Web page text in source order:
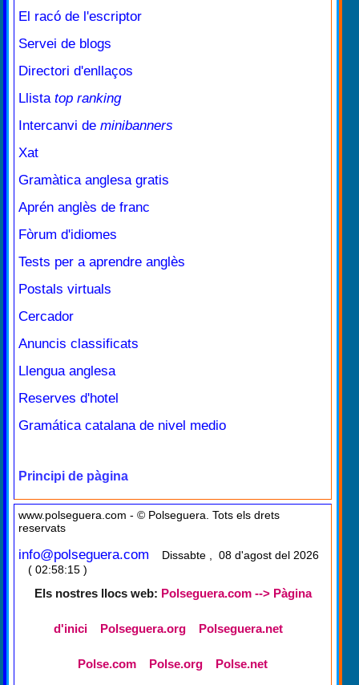
El racó de l'escriptor
Servei de blogs
Directori d'enllaços
Llista top ranking
Intercanvi de minibanners
Xat
Gramàtica anglesa gratis
Aprén anglès de franc
Fòrum d'idiomes
Tests per a aprendre anglès
Postals virtuals
Cercador
Anuncis classificats
Llengua anglesa
Reserves d'hotel
Gramática catalana de nivel medio
Principi de pàgina
www.polseguera.com - © Polseguera. Tots els drets
reservats
info@polseguera.com
Dissabte , 08 d'agost del 2026
( 02:58:15 )
Els nostres llocs web: Polseguera.com --> Pàgina
d'inici Polseguera.org Polseguera.net
Polse.com Polse.org Polse.net